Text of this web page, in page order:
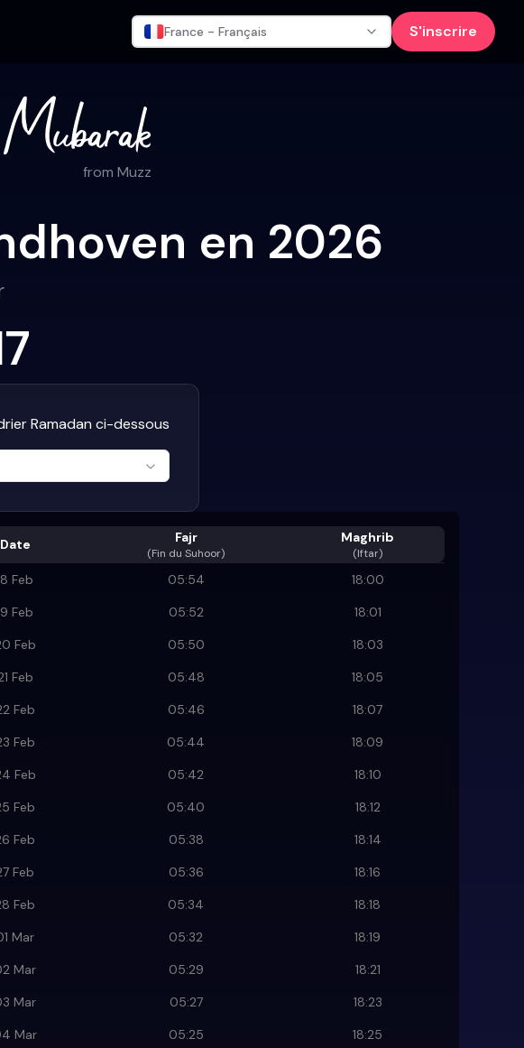
France - Français S'inscrire
from Muzz
en 2026
Ramadan ci-dessous
Date Fajr
(Fin du Suhoor)
Maghrib
(Iftar)
Feb 05:54
18:00
Feb 05:52
18:01
Feb 05:50
18:03
Feb 05:48
18:05
Feb 05:46
18:07
Feb 05:44
18:09
Feb 05:42
18:10
Feb 05:40
18:12
Feb 05:38
18:14
Feb 05:36
18:16
Feb 05:34
18:18
Mar 05:32
18:19
Mar 05:29
18:21
Mar 05:27
18:23
Mar 05:25
18:25